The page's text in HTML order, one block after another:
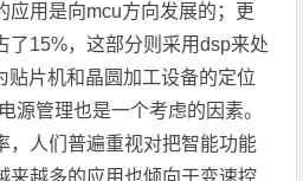
应用是向mcu方向发展的；更
了15%，这部分则采用dsp来处
贴片机和晶圆加工设备的定位
源管理也是一个考虑的因素。
，人们普遍重视对把智能功能
来越多的应用也倾向于变速控